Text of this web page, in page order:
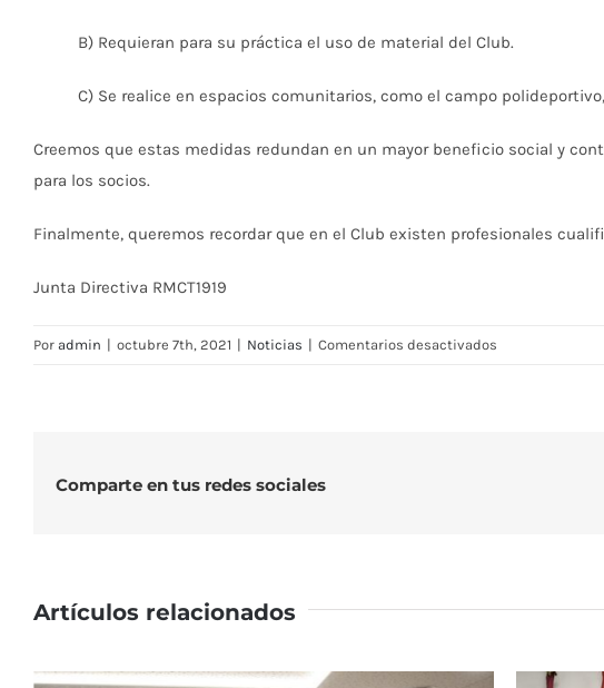
B) Requieran para su práctica el uso de material del Club.
C) Se realice en espacios comunitarios, como el campo
Creemos que estas medidas redundan en un mayor beneficio social y
para los socios.
Finalmente, queremos recordar que en el Club existen profesionales
Junta Directiva RMCT1919
Por admin | octubre 7th, 2021 | Noticias | Comentarios desactivados
Comparte en tus redes sociales
Artículos relacionados